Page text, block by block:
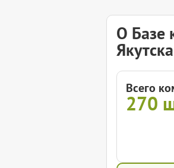
О Базе
Якутска
Всего
270